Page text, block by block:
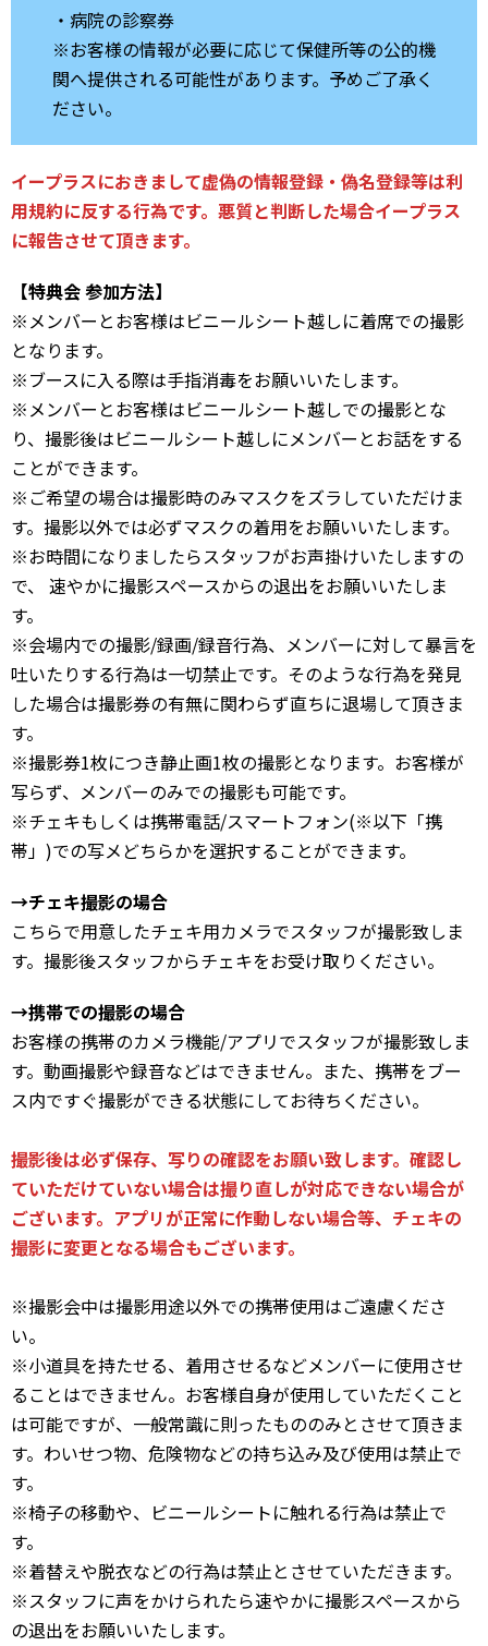
・病院の診察券
※お客様の情報が必要に応じて保健所等の公的機
関へ提供される可能性があります。予めご了承く
ださい。
イープラスにおきまして虚偽の情報登録・偽名登録等は利
用規約に反する行為です。悪質と判断した場合イープラス
に報告させて頂きます。
【特典会 参加方法】
※メンバーとお客様はビニールシート越しに着席での撮影
となります。
※ブースに入る際は手指消毒をお願いいたします。
※メンバーとお客様はビニールシート越しでの撮影とな
り、撮影後はビニールシート越しにメンバーとお話をする
ことができます。
※ご希望の場合は撮影時のみマスクをズラしていただけま
す。撮影以外では必ずマスクの着用をお願いいたします。
※お時間になりましたらスタッフがお声掛けいたしますの
で、 速やかに撮影スペースからの退出をお願いいたしま
す。
※会場内での撮影/録画/録音行為、メンバーに対して暴言を
吐いたりする行為は一切禁止です。そのような行為を発見
した場合は撮影券の有無に関わらず直ちに退場して頂きま
す。
※撮影券1枚につき静止画1枚の撮影となります。お客様が
写らず、メンバーのみでの撮影も可能です。
※チェキもしくは携帯電話/スマートフォン(※以下「携
帯」)での写メどちらかを選択することができます。
→チェキ撮影の場合
こちらで用意したチェキ用カメラでスタッフが撮影致しま
す。撮影後スタッフからチェキをお受け取りください。
→携帯での撮影の場合
お客様の携帯のカメラ機能/アプリでスタッフが撮影致しま
す。動画撮影や録音などはできません。また、携帯をブー
ス内ですぐ撮影ができる状態にしてお待ちください。
撮影後は必ず保存、写りの確認をお願い致します。確認し
ていただけていない場合は撮り直しが対応できない場合が
ございます。アプリが正常に作動しない場合等、チェキの
撮影に変更となる場合もございます。
※撮影会中は撮影用途以外での携帯使用はご遠慮くださ
い。
※小道具を持たせる、着用させるなどメンバーに使用させ
ることはできません。お客様自身が使用していただくこと
は可能ですが、一般常識に則ったもののみとさせて頂きま
す。わいせつ物、危険物などの持ち込み及び使用は禁止で
す。
※椅子の移動や、ビニールシートに触れる行為は禁止で
す。
※着替えや脱衣などの行為は禁止とさせていただきます。
※スタッフに声をかけられたら速やかに撮影スペースから
の退出をお願いいたします。